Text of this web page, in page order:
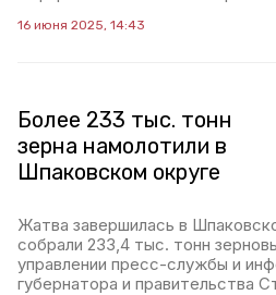
16 июня 2025, 14:43
Более 233 тыс. тонн
зерна намолотили в
Шпаковском округе
Жатва завершилась в
собрали 233,4 тыс. тонн
управлении пресс-службы и
губернатора и правительства